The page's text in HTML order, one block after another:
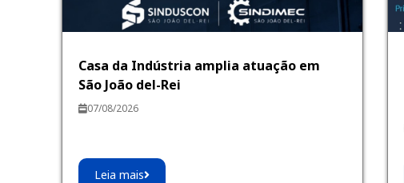
Casa da Indústria amplia atuação em
São João del-Rei
07/08/2026
Leia mais